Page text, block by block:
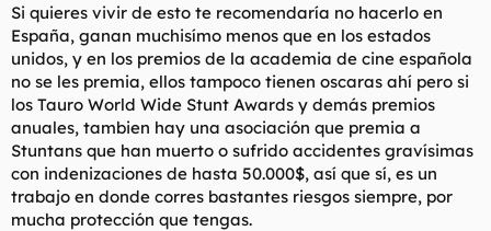
Si quieres vivir de esto te recomendaría no hacerlo en
España, ganan muchisímo menos que en los estados
unidos, y en los premios de la academia de cine española
no se les premia, ellos tampoco tienen oscaras ahí pero si
los Tauro World Wide Stunt Awards y demás premios
anuales, tambien hay una asociación que premia a
Stuntans que han muerto o sufrido accidentes gravísimas
con indenizaciones de hasta 50.000$, así que sí, es un
trabajo en donde corres bastantes riesgos siempre, por
mucha protección que tengas.